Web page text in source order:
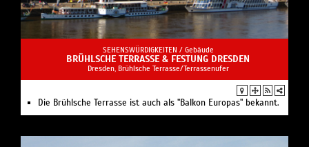
SEHENSWÜRDIGKEITEN / Gebäude
BRÜHLSCHE TERRASSE & FESTUNG DRESDEN
Dresden, Brühlsche Terrasse/Terrassenufer
Die Brühlsche Terrasse ist auch als "Balkon Europas" bekannt.